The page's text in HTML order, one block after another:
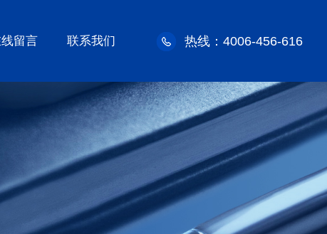
留言 联系我们 热线：4006-456-616